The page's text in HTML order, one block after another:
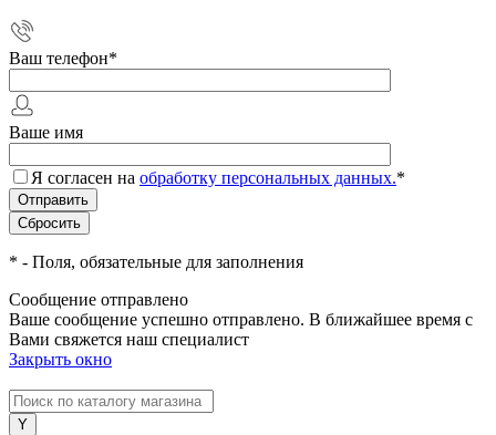
Ваш телефон*
Ваше имя
Я согласен на обработку персональных данных.*
* - Поля, обязательные для заполнения
Сообщение отправлено
Ваше сообщение успешно отправлено. В ближайшее время с
Вами свяжется наш специалист
Закрыть окно